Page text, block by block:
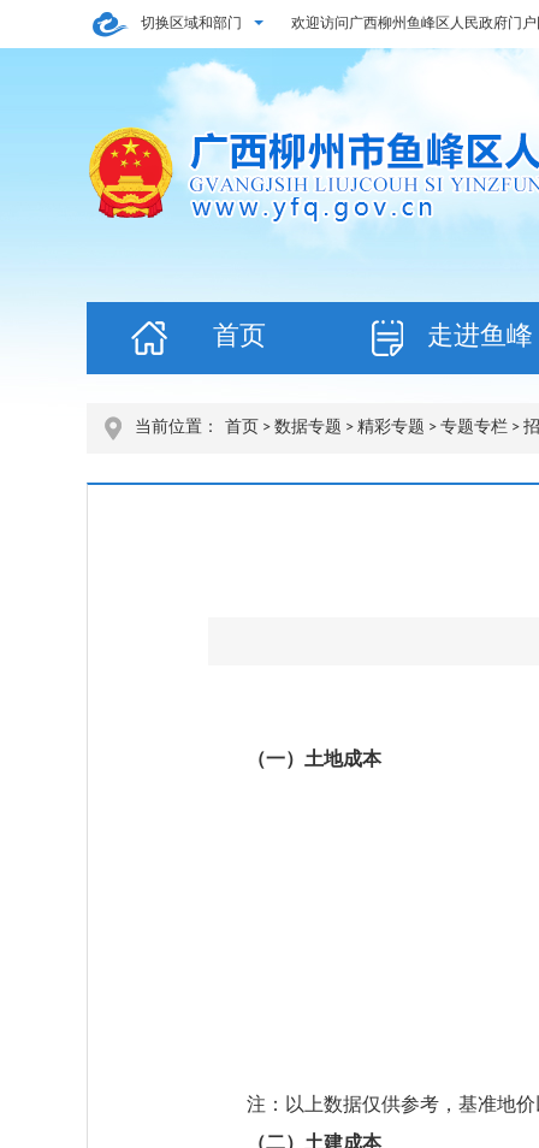
切换区域和部门 欢迎访问广西柳州鱼峰区人民政府门
首页 走进鱼峰
当前位置： 首页 > 数据专题 > 精彩专题 > 专题专栏 >
（一）土地成本
注：以上数据仅供参考，基准地
（二）土建成本